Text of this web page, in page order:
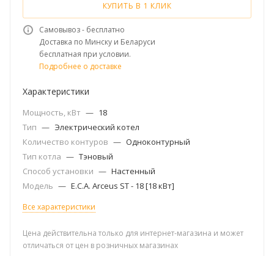
КУПИТЬ В 1 КЛИК
Самовывоз - бесплатно
Доставка по Минску и Беларуси
бесплатная при условии.
Подробнее о доставке
Характеристики
Мощность, кВт — 18
Тип — Электрический котел
Количество контуров — Одноконтурный
Тип котла — Тэновый
Способ установки — Настенный
Модель — E.C.A. Arceus ST - 18 [18 кВт]
Все характеристики
Цена действительна только для интернет-магазина и может
отличаться от цен в розничных магазинах